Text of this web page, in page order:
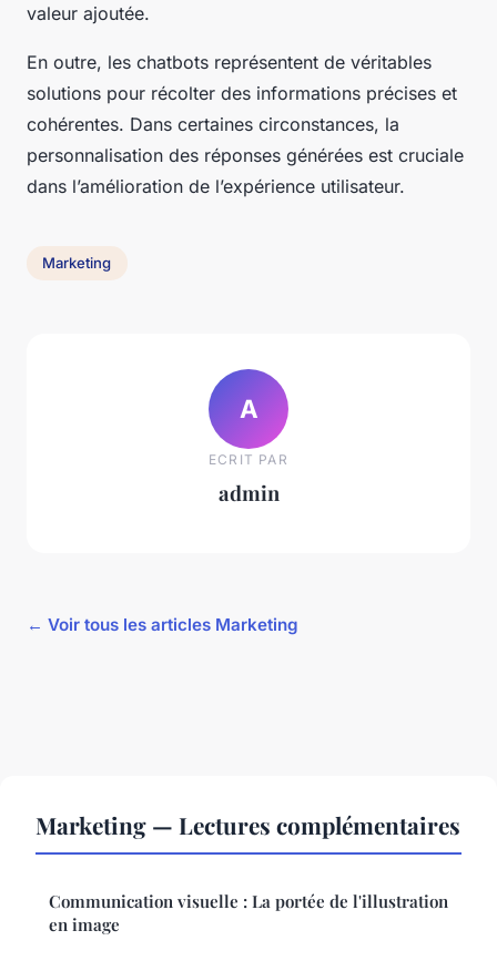
valeur ajoutée.
En outre, les chatbots représentent de véritables
solutions pour récolter des informations précises et
cohérentes. Dans certaines circonstances, la
personnalisation des réponses générées est cruciale
dans l’amélioration de l’expérience utilisateur.
Marketing
A
ECRIT PAR
admin
← Voir tous les articles Marketing
Marketing — Lectures complémentaires
Communication visuelle : La portée de l'illustration
en image